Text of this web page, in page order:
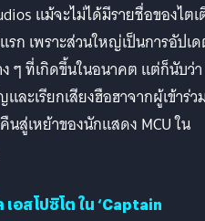
แม้จะไม่ได้มีรายชื่อของไต
ก เพราะส่วนใหญ่เป็นการอัปเ
ๆ ที่เกิดขึ้นในอนาคต แต่ก็นับว่า
ละเรียกเสียงฮือฮาจากผู้เข้าร่ว
นสู่เหย้าของนักแสดง MCU ใน
อสโปซิโต ใน ‘Captain